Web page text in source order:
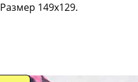
149х129.